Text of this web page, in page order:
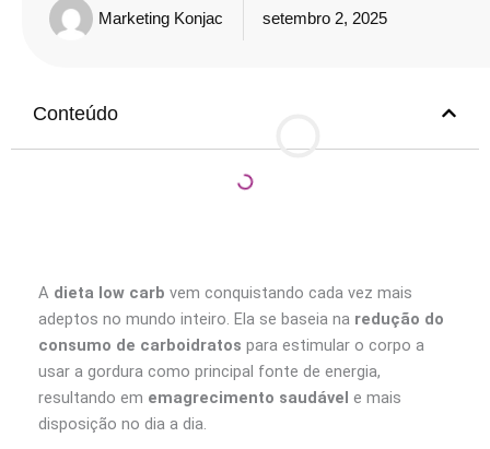
Marketing Konjac setembro 2, 2025
Conteúdo
A dieta low carb vem conquistando cada vez mais
adeptos no mundo inteiro. Ela se baseia na redução do
consumo de carboidratos para estimular o corpo a
usar a gordura como principal fonte de energia,
resultando em emagrecimento saudável e mais
disposição no dia a dia.